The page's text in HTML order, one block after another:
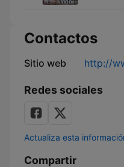
Contactos
Sitio web http://
Redes sociales
Actualiza esta
Compartir